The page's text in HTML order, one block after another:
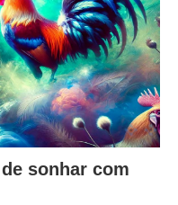
sonhar com